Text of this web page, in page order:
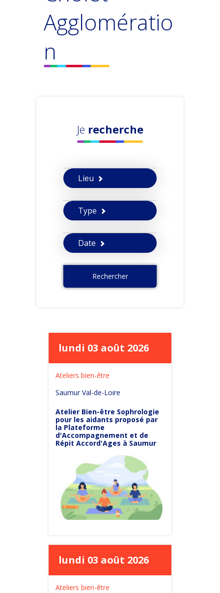
Agglomératio
n
Je recherche
Lieu
Type
Date
Rechercher
lundi 03 août 2026
Ateliers bien-être
Saumur Val-de-Loire
Atelier Bien-être Sophrologie
pour les aidants proposé par
la Plateforme
d'Accompagnement et de
Répit Accord'Ages à Saumur
lundi 03 août 2026
Ateliers bien-être